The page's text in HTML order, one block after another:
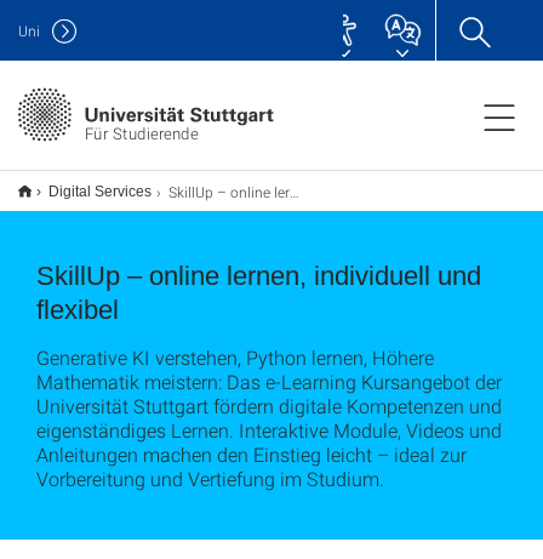
Für Studierende
Uni
Digital Services SkillUp – online lernen, individuell und flexibel
SkillUp – online lernen, individuell und
flexibel
Generative KI verstehen, Python lernen, Höhere
Mathematik meistern: Das e-Learning Kursangebot der
Universität Stuttgart fördern digitale Kompetenzen und
eigenständiges Lernen. Interaktive Module, Videos und
Anleitungen machen den Einstieg leicht – ideal zur
Vorbereitung und Vertiefung im Studium.